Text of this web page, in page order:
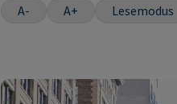
A- A+ Lesemodus